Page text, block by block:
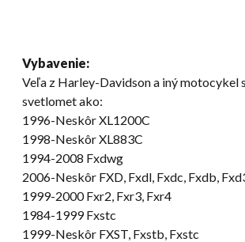
Vybavenie:
Veľa z Harley-Davidson a iný motocykel
svetlomet ako:
1996-Neskôr XL1200C
1998-Neskôr XL883C
1994-2008 Fxdwg
2006-Neskôr FXD, Fxdl, Fxdc, Fxdb,
1999-2000 Fxr2, Fxr3, Fxr4
1984-1999 Fxstc
1999-Neskôr FXST, Fxstb, Fxstc